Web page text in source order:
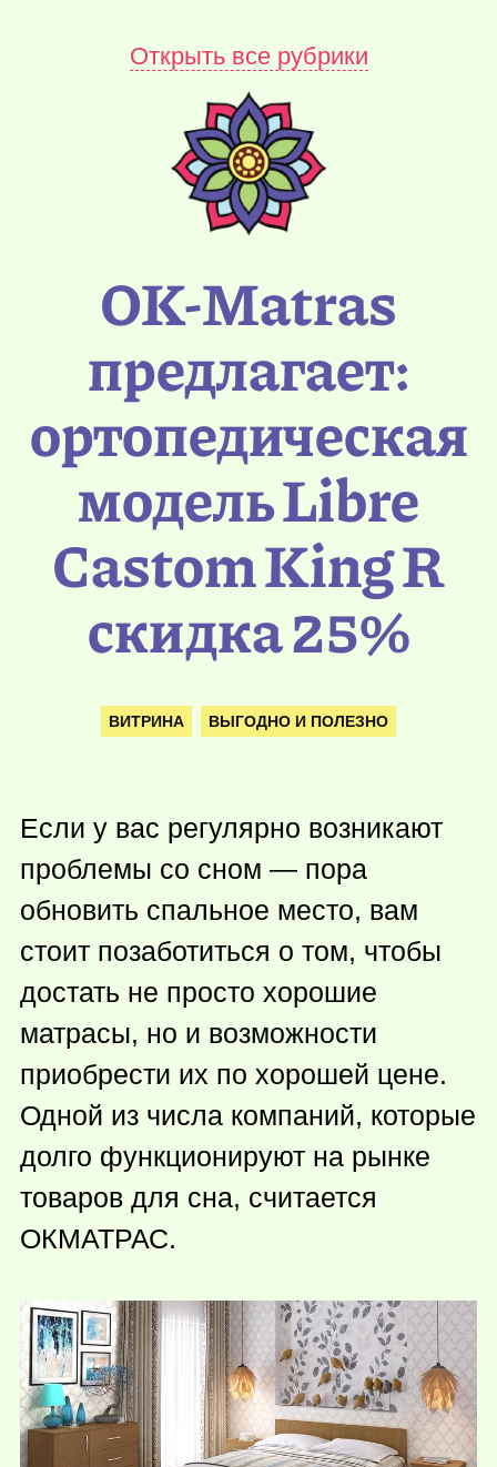
Открыть все рубрики
OK-Matras
предлагает:
ортопедическая
модель Libre
Castom King R
скидка 25%
ВИТРИНА ВЫГОДНО И ПОЛЕЗНО
Если у вас регулярно возникают
проблемы со сном — пора
обновить спальное место, вам
стоит позаботиться о том, чтобы
достать не просто хорошие
матрасы, но и возможности
приобрести их по хорошей цене.
Одной из числа компаний, которые
долго функционируют на рынке
товаров для сна, считается
ОКМАТРАС.